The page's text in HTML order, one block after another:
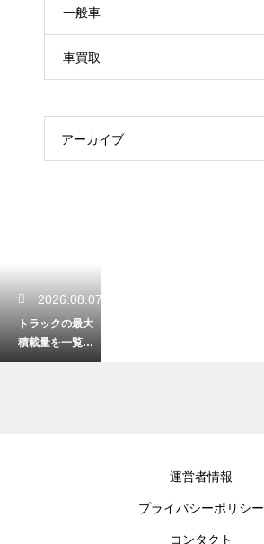
一般車
車買取
アーカイブ
2026.08.07
トラックの最大
積載量を一覧で
解説！車両サイ
運営者情報
プライバシーポリシー
コンタクト